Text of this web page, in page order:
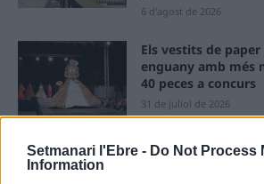
Setmanari l'Ebre - Do Not Process
Information
6 d'agost de 2026
Els vestits de
enguany amb més
40 peces a concurs
31 de juliol de 2026
“L’eclipsi serà